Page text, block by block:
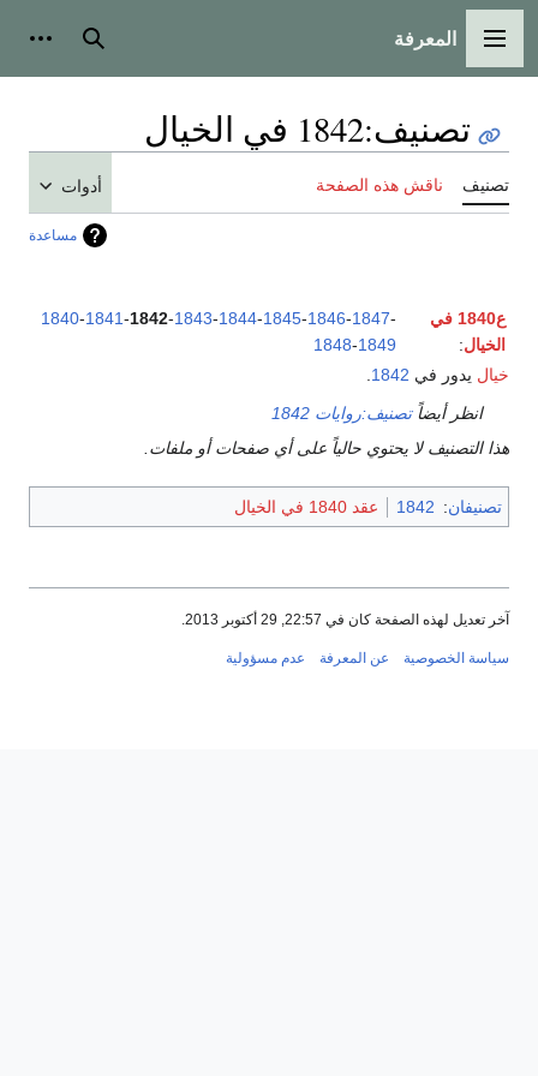
القائمة الرئيسية
المعرفة بحث
تصنيف:1842 في الخيال
تصنيف ناقش هذه الصفحة أدوات
مساعدة
ع1840 في
الخيال:
1840-1841-1842-1843-1844-1845-1846-1847-
1848-1849
خيال يدور في 1842
انظر أيضاًتصنيف:روايات 1842
هذا التصنيف لا يحتوي حالياً على أي صفحات أو ملفات.
تصنيفان:
1842 عقد 1840 في الخيال
آخر تعديل لهذه الصفحة كان في 22:57, 29 أكتوبر 2013.
سياسة الخصوصية عن المعرفة عدم مسؤولية